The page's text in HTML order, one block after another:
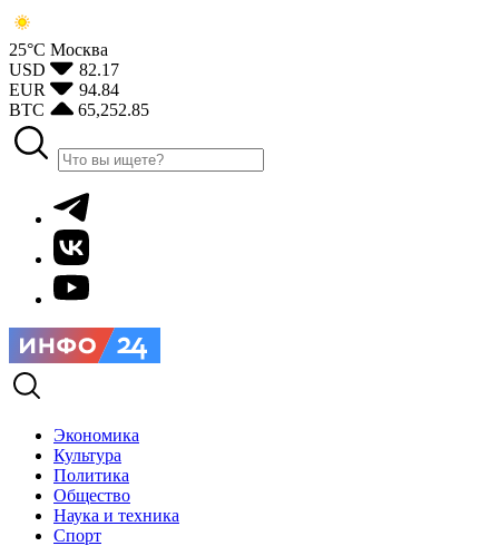
25°С Москва
USD
82.17
EUR
94.84
BTC
65,252.85
Экономика
Культура
Политика
Общество
Наука и техника
Спорт